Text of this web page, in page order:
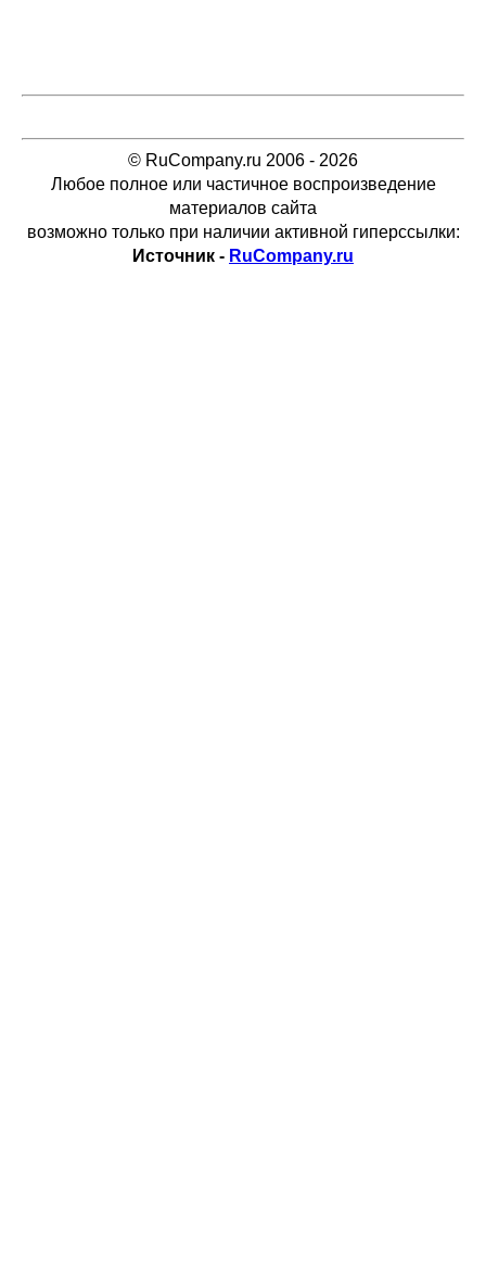
© RuCompany.ru 2006 - 2026
Любое полное или частичное воспроизведение
материалов сайта
возможно только при наличии активной гиперссылки:
Источник - RuCompany.ru